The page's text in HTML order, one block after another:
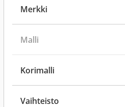
Merkki
Malli
Korimalli
Vaihteisto